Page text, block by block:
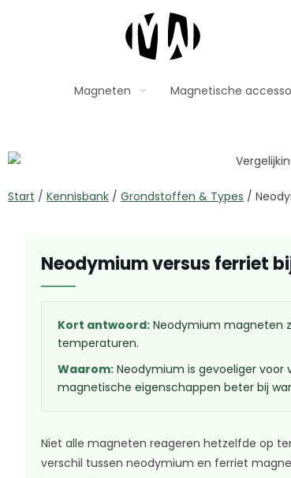
Magneten Magnetische
Start / Kennisbank / Grondstoffen & Types /
Neodymium versus ferriet
Kort antwoord: Neodymium magneten
temperaturen.
Waarom: Neodymium is gevoeliger
magnetische eigenschappen beter bij
Niet alle magneten reageren hetzelfde op
verschil tussen neodymium en ferriet